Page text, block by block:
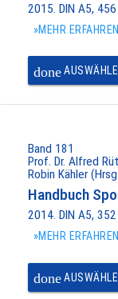
2015. DIN A5,
»MEHR ERFAHREN
done
Band 181
Prof. Dr. Alfred
Robin Kähler
Handbuch
2014. DIN A5,
»MEHR
done